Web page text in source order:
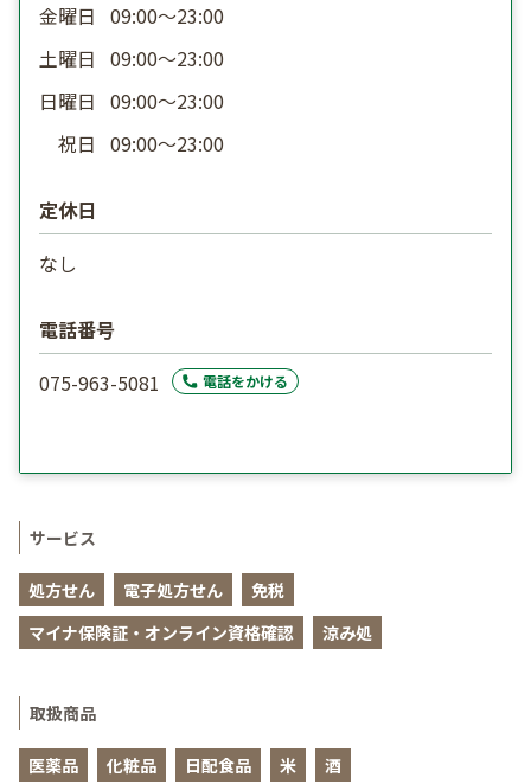
金曜日 09:00〜23:00
土曜日 09:00〜23:00
日曜日 09:00〜23:00
祝日 09:00〜23:00
定休日
なし
電話番号
075-963-5081
電話をかける
サービス
処方せん 電子処方せん
免税
マイナ保険証・オンライン資格確認
涼み処
取扱商品
医薬品 化粧品 日配食品 米 酒